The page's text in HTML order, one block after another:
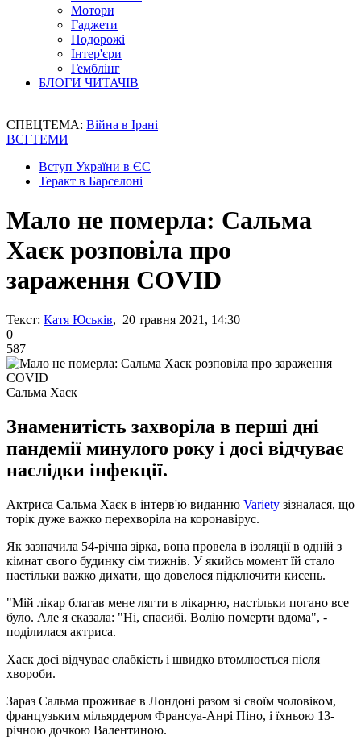
Мотори
Гаджети
Подорожі
Інтер'єри
Гемблінг
БЛОГИ ЧИТАЧІВ
СПЕЦТЕМА: Війна в Ірані
ВСІ ТЕМИ
Вступ України в ЄС
Теракт в Барселоні
Мало не померла: Сальма
Хаєк розповіла про
зараження COVID
Текст: Катя Юськів, 20 травня 2021, 14:30
0
587
Сальма Хаєк
Знаменитість захворіла в перші дні
пандемії минулого року і досі відчуває
наслідки інфекції.
Актриса Сальма Хаєк в інтерв'ю виданню Variety зізналася, що
торік дуже важко перехворіла на коронавірус.
Як зазначила 54-річна зірка, вона провела в ізоляції в одній з
кімнат свого будинку сім тижнів. У якийсь момент їй стало
настільки важко дихати, що довелося підключити кисень.
"Мій лікар благав мене лягти в лікарню, настільки погано все
було. Але я сказала: "Ні, спасибі. Волію померти вдома", -
поділилася актриса.
Хаєк досі відчуває слабкість і швидко втомлюється після
хвороби.
Зараз Сальма проживає в Лондоні разом зі своїм чоловіком,
французьким мільярдером Франсуа-Анрі Піно, і їхньою 13-
річною дочкою Валентиною.